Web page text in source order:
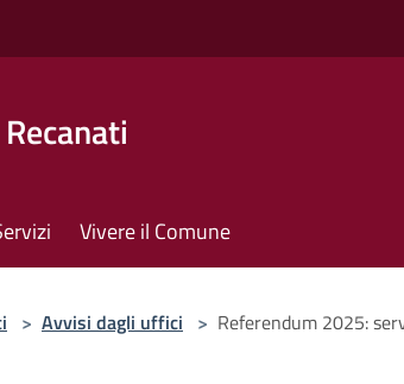
Vivere il Comune
> Avvisi dagli uffici > Referendum 2025: